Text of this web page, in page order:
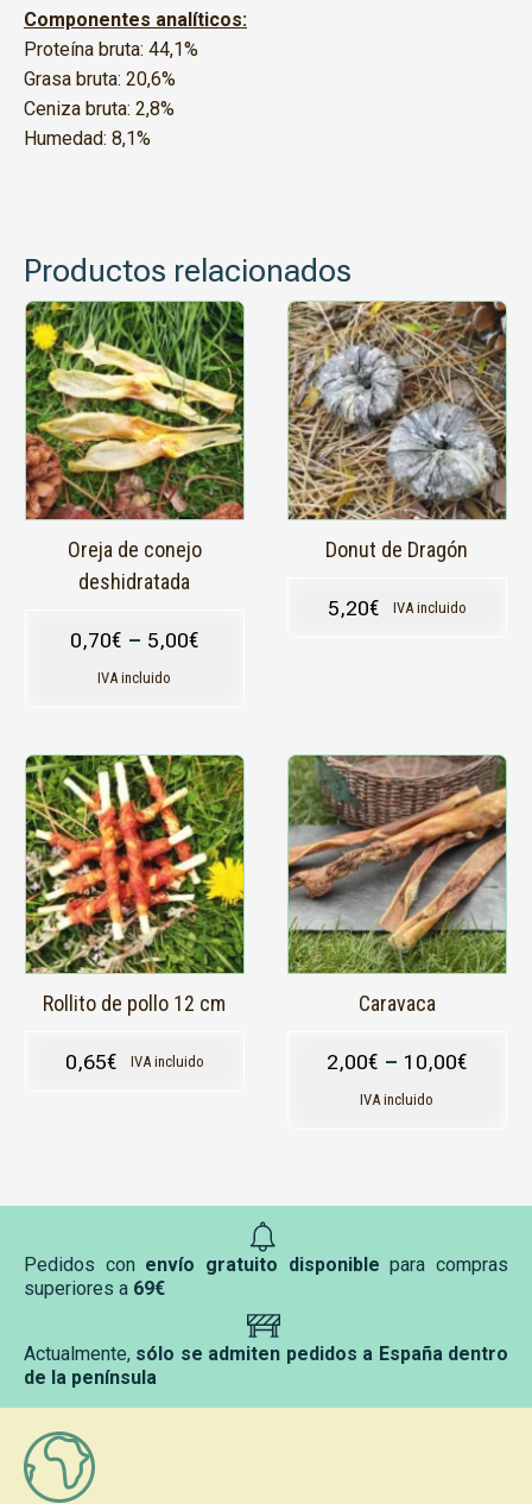
Componentes analíticos:
Proteína bruta: 44,1%
Grasa bruta: 20,6%
Ceniza bruta: 2,8%
Humedad: 8,1%
Productos relacionados
Oreja de conejo
deshidratada
0,70€ – 5,00€
IVA incluido
Este
producto
tiene
múltiples
variantes.
Las
opciones
se
pueden
elegir
producto
Donut de Dragón
5,20€ IVA incluido
Este
producto
tiene
múltiples
variantes.
Las
opciones
se
pueden
elegir
página
Rollito de pollo 12 cm
0,65€ IVA incluido
Caravaca
2,00€ – 10,00€
IVA incluido
Este
producto
tiene
múltiples
variantes.
Las
opciones
se
pueden
elegir
página
Pedidos con envío gratuito disponible para compras
superiores a 69€
Actualmente, sólo se admiten pedidos a España dentro
de la península